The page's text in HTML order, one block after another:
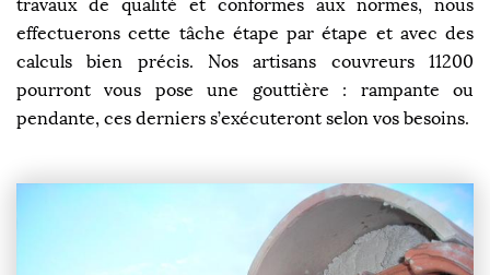
travaux de qualité et conformes aux normes, nous
effectuerons cette tâche étape par étape et avec des
calculs bien précis. Nos artisans couvreurs 11200
pourront vous pose une gouttière : rampante ou
pendante, ces derniers s’exécuteront selon vos besoins.